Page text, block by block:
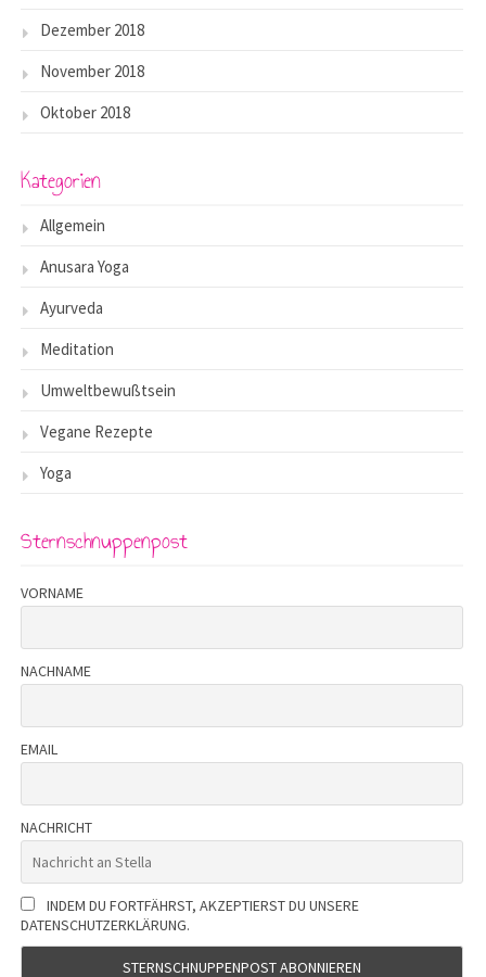
Dezember 2018
November 2018
Oktober 2018
Kategorien
Allgemein
Anusara Yoga
Ayurveda
Meditation
Umweltbewußtsein
Vegane Rezepte
Yoga
Sternschnuppenpost
VORNAME
NACHNAME
EMAIL
NACHRICHT
INDEM DU FORTFÄHRST, AKZEPTIERST DU UNSERE
DATENSCHUTZERKLÄRUNG.